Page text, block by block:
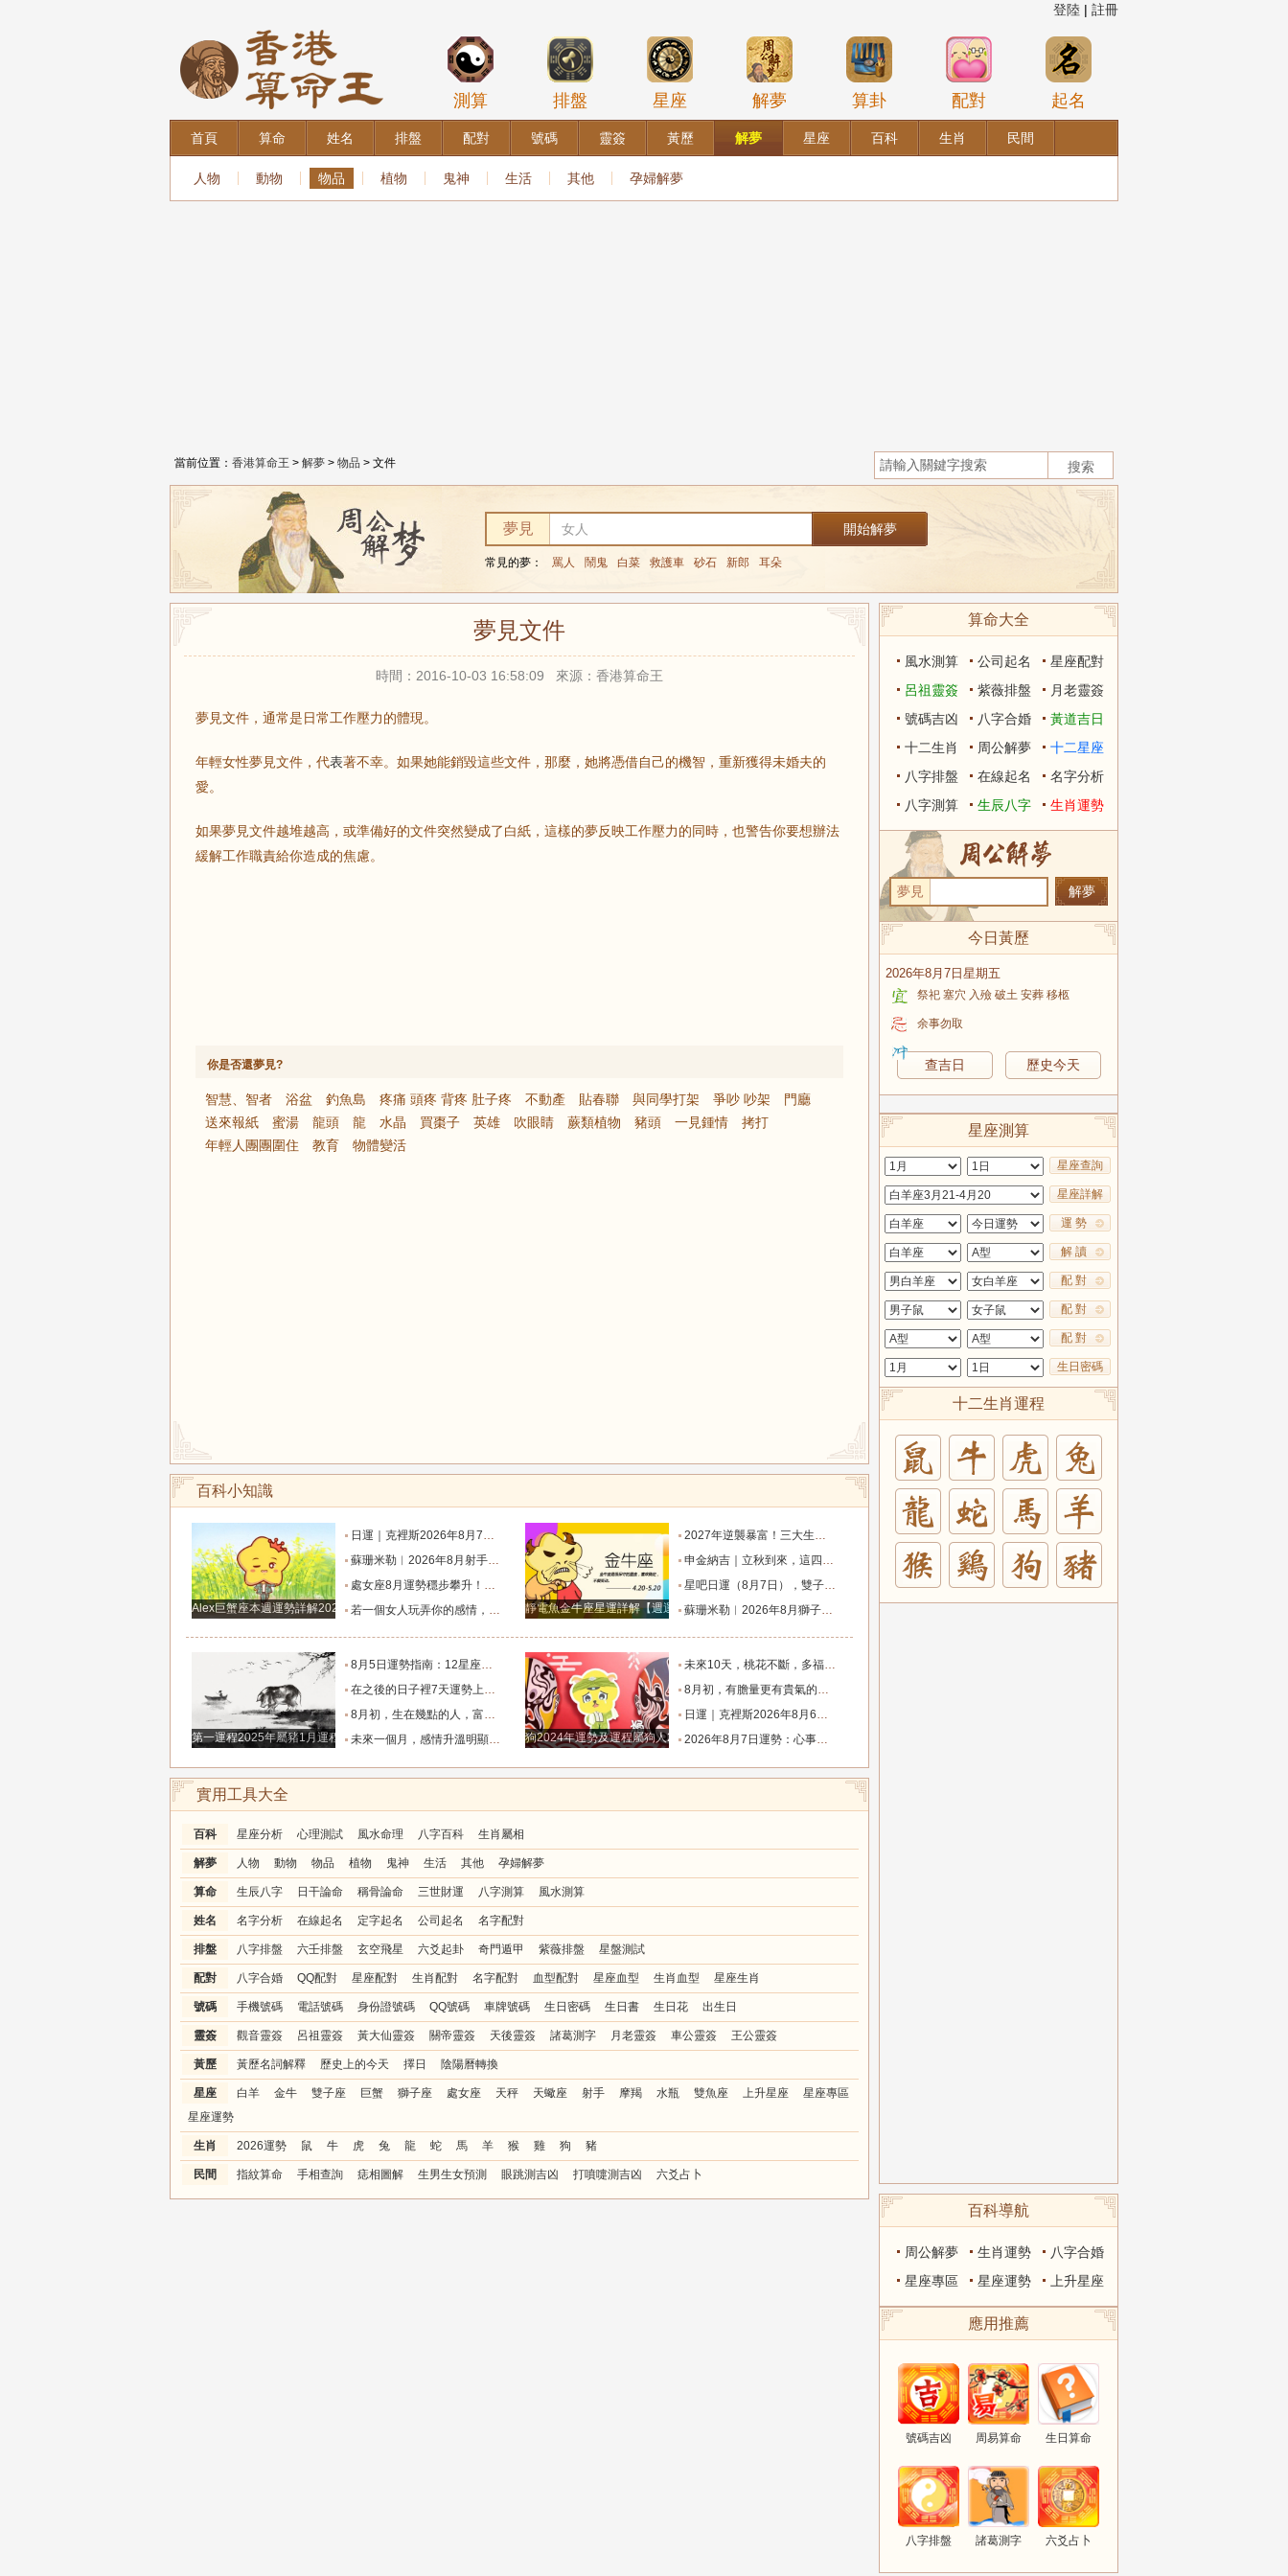
登陸 | 註冊
測算 排盤 星座 解夢 算卦 配對 起名
首頁 算命 姓名 排盤 配對 號碼 靈簽 黃歷 解夢 星座 百科 生肖 民間
人物 動物 物品 植物 鬼神 生活 其他 孕婦解夢
當前位置： 香港算命王 > 解夢 > 物品 > ​文件
夢見
常見的夢： 罵人 鬧鬼 白菜 救護車 砂石 新郎 耳朵
夢見​文件
時間：2016-10-03 16:58:09 來源：香港算命王
夢見文件，通常是日常工作壓力的體現。
年輕女性夢見文件，代表著不幸。如果她能銷毀這些文件，那麼，她將憑借自己的機智，重新獲得未婚夫的
愛。
如果夢見文件越堆越高，或準備好的文件突然變成了白紙，這樣的夢反映工作壓力的同時，也警告你要想辦法
緩解工作職責給你造成的焦慮。
你是否還夢見?
智慧、智者 浴盆 釣魚島 疼痛 頭疼 背疼 肚子疼 不動產 貼春聯 與同學打架 爭吵 吵架
門廳
送來報紙
蜜湯 龍頭 龍 水晶 買棗子 英雄 吹眼睛 蕨類植物 豬頭 一見鍾情
拷打
年輕人團團圍住
教育 物體變活
百科小知識
Alex巨蟹座本週運勢詳解2024.12.23-12.29
日運｜克裡斯2026年8月7日十二星座運勢_天秤座_金星_主動
蘇珊米勒︱2026年8月射手座月度運勢_日食_九宮_伴侶
處女座8月運勢穩步攀升！打磨細節，付出皆有回響好運連連_工作_過往_月度
若一個女人玩弄你的感情，那她一定有這樣的表現！_星座_女性_距離感
靜電魚金牛座星運詳解【週運2024年12月9日-12月15日】
2027年逆襲暴富！三大生肖踩中流年財星，一路飛速賺大錢_財富_貴人_屬豬
申金納吉｜立秋到來，這四大生肖要走好運了_金水_申辰_午馬
星吧日運（8月7日），雙子座沮喪，水瓶座不愉快，雙魚座有誤會_工作_情人_方會更
蘇珊米勒︱2026年8月獅子座月度運勢_木星_滿月_日食
第一運程2025年屬豬1月運程解析
8月5日運勢指南：12星座今天該咋個整？_朋友_水瓶_處女
在之後的日子裡7天運勢上升，橫財滾滾入門，從小是福星的星座_生活_在未來_好運
8月初，生在幾點的人，富有才情，桃花旺盛，和氣生財過一生_天秤座_獅子座_關係
未來一個月，感情升溫明顯的三個星座，值得的人靠近_時間_雙魚_反應
狗2024年運勢及運程屬狗人2024運勢好嗎
未來10天，桃花不斷，多福多運，遇見甜蜜愛情的幾個星座_金牛座_雙子座_家庭
8月初，有膽量更有貴氣的四個星座，能成為事業王者，生意興隆_初將_天蠍座_朋友
日運｜克裡斯2026年8月6日十二星座運勢_處理_對方_主動
2026年8月7日運勢：心事懸在半空最是疲憊，今天迷霧散去，所有人都能接住生活給出的明確答復_事情_層面_關係
實用工具大全
百科 星座分析 心理測試 風水命理 八字百科 生肖屬相
解夢 人物 動物 物品 植物 鬼神 生活 其他 孕婦解夢
算命 生辰八字 日干論命 稱骨論命 三世財運 八字測算 風水測算
姓名 名字分析 在線起名 定字起名 公司起名 名字配對
排盤 八字排盤 六壬排盤 玄空飛星 六爻起卦 奇門遁甲 紫薇排盤 星盤測試
配對 八字合婚 QQ配對 星座配對 生肖配對 名字配對 血型配對 星座血型 生肖血型 星座生肖
號碼 手機號碼 電話號碼 身份證號碼 QQ號碼 車牌號碼 生日密碼 生日書 生日花 出生日
靈簽 觀音靈簽 呂祖靈簽 黃大仙靈簽 關帝靈簽 天後靈簽 諸葛測字 月老靈簽 車公靈簽 王公靈簽
黃歷 黃歷名詞解釋 歷史上的今天 擇日 陰陽曆轉換
星座 白羊 金牛 雙子座 巨蟹 獅子座 處女座 天秤 天蠍座 射手 摩羯 水瓶 雙魚座 上升星座
星座專區
星座運勢
生肖 2026運勢 鼠 牛 虎 兔 龍 蛇 馬 羊 猴 雞 狗 豬
民間 指紋算命 手相查詢 痣相圖解 生男生女預測 眼跳測吉凶 打噴嚏測吉凶 六爻占卜
算命大全
風水測算 公司起名
星座配對
呂祖靈簽
紫薇排盤
月老靈簽
號碼吉凶
八字合婚
黃道吉日
十二生肖
周公解夢
十二星座
八字排盤
在線起名
名字分析
八字測算
生辰八字 生肖運勢
夢見
今日黃歷
2026年8月7日星期五
祭祀 塞穴 入殮 破土 安葬 移柩
余事勿取
查吉日 歷史今天
星座測算
星座查詢
星座詳解
運 勢
解 讀
配 對
配 對
配 對
生日密碼
十二生肖運程
羊
百科導航
周公解夢 生肖運勢
八字合婚
星座專區
星座運勢 上升星座
應用推薦
號碼吉凶 周易算命 生日算命
八字排盤 諸葛測字 六爻占卜